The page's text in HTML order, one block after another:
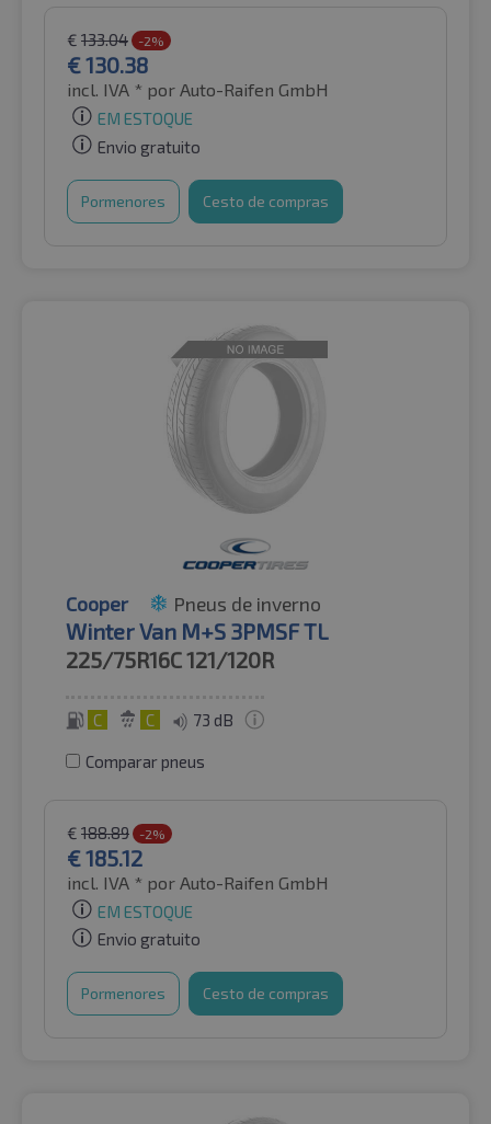
€ 133.04 -2%
€130.38
incl. IVA * por Auto-Raifen GmbH
EM ESTOQUE
Envio gratuito
Pormenores Cesto de compras
Cooper Pneus de inverno
Winter Van M+S 3PMSF TL
225/75R16C121/120R
C C 73 dB
Comparar pneus
€ 188.89 -2%
€185.12
incl. IVA * por Auto-Raifen GmbH
EM ESTOQUE
Envio gratuito
Pormenores Cesto de compras